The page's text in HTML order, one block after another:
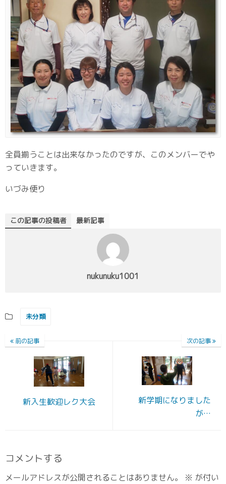
全員揃うことは出来なかったのですが、このメンバーでや
っていきます。
いづみ便り
この記事の投稿者 最新記事
nukunuku1001
未分類
前の記事
新入生歓迎レク大会
次の記事
新学期になりました
が…
コメントする
メールアドレスが公開されることはありません。 ※ が付い